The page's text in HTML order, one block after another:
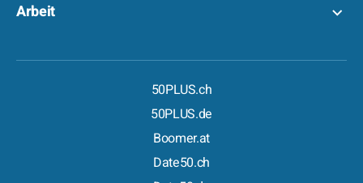
Arbeit
50PLUS.ch
50PLUS.de
Boomer.at
Date50.ch